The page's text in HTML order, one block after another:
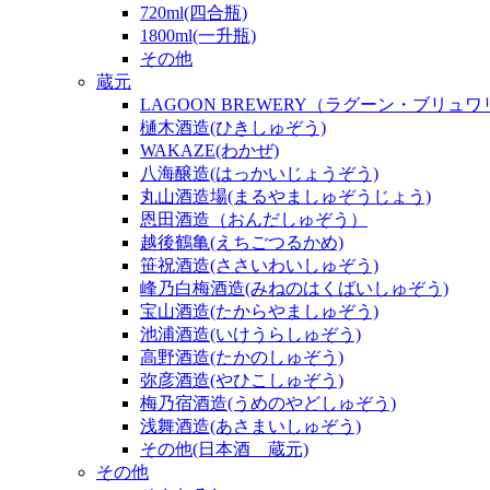
720ml(四合瓶)
1800ml(一升瓶)
その他
蔵元
LAGOON BREWERY（ラグーン・ブリュワ
樋木酒造(ひきしゅぞう)
WAKAZE(わかぜ)
八海醸造(はっかいじょうぞう)
丸山酒造場(まるやましゅぞうじょう)
恩田酒造（おんだしゅぞう）
越後鶴亀(えちごつるかめ)
笹祝酒造(ささいわいしゅぞう)
峰乃白梅酒造(みねのはくばいしゅぞう)
宝山酒造(たからやましゅぞう)
池浦酒造(いけうらしゅぞう)
高野酒造(たかのしゅぞう)
弥彦酒造(やひこしゅぞう)
梅乃宿酒造(うめのやどしゅぞう)
浅舞酒造(あさまいしゅぞう)
その他(日本酒 蔵元)
その他